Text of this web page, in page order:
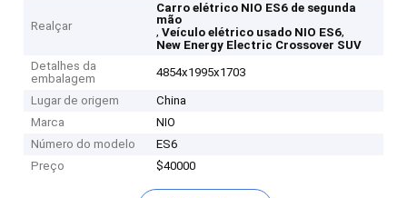
Realçar
Carro elétrico NIO ES6 de segunda
mão
,Veículo elétrico usado NIO ES6,
New Energy Electric Crossover SUV
Detalhes da
embalagem
4854x1995x1703
Lugar de origem
China
Marca
NIO
Número do modelo
ES6
Preço
$40000